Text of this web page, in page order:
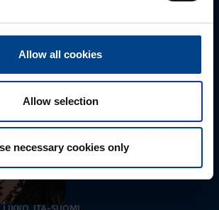
Allow all cookies
Allow selection
necessary cookies only